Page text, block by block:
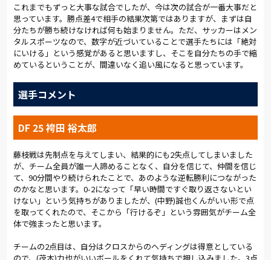
これまでもずっと大事な試合でしたが、今は次の試合が一番大事だと
思っています。勝点差4で相手の結果次第ではありますが、まずは自
分たちが勝ち続けなければ何も始まりません。ただ、サッカーはメン
タルスポーツなので、数字が近づいていることで選手たちには「絶対
にいける」という感覚があると思いますし、そこを自分たちの手で縮
めているということが、間違いなく追い風になると思っています。
選手コメント
DF 25 袴田 裕太郎
藤枝戦は先制点を与えてしまい、結果的にも2失点してしまいました
が、チーム全員が誰一人諦めることなく、自分を信じて、仲間を信じ
て、90分間やり続けられたことで、あのような逆転勝利につながった
のかなと思います。0-2になって「早い時間ですぐ取り返さないとい
けない」という気持ちがありましたが、(中野)誠也くんがいい形で点
を取ってくれたので、そこから「行けるぞ」という雰囲気がチーム全
体で強まったと思います。
チームの2点目は、自分はクロスからのヘディングは得意としている